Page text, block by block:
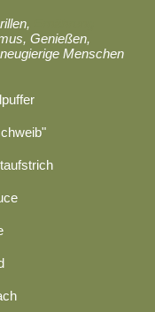
Genießen,
Menschen